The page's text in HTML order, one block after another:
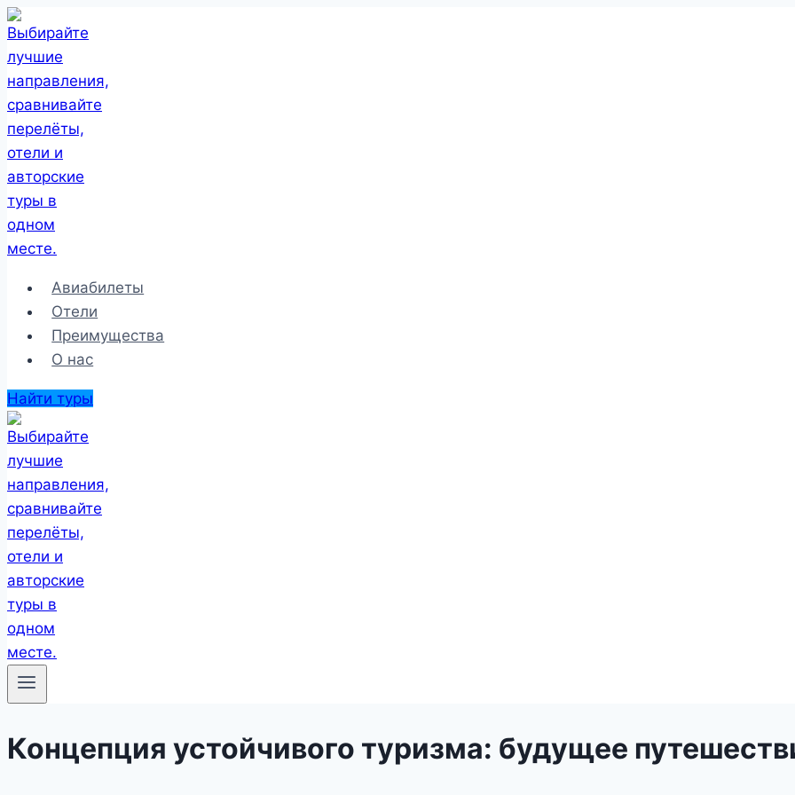
Перейти
к
содержимому
Авиабилеты
Отели
Преимущества
О нас
Найти туры
Концепция устойчивого туризма: будущее